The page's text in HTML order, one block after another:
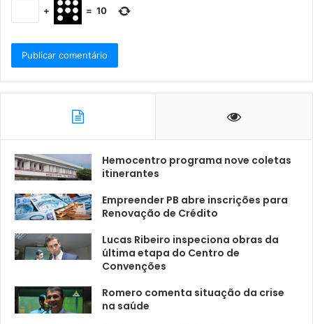
+ = 10
Hemocentro programa nove coletas
itinerantes
Empreender PB abre inscrições para
Renovação de Crédito
Lucas Ribeiro inspeciona obras da
última etapa do Centro de
Convenções
Romero comenta situação da crise
na saúde